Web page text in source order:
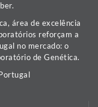
área de excelência
reforçam a
no mercado: o
de Genética.